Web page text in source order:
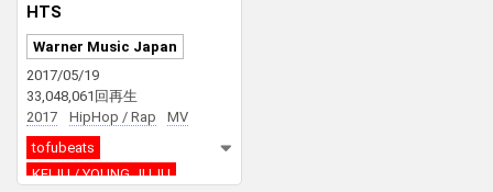
HTS
Warner Music Japan
2017/05/19
33,048,061回再生
2017
HipHop / Rap
MV
tofubeats
KEIJU / YOUNG JUJU